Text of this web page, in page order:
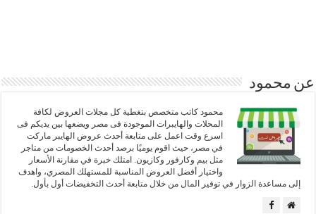
عن محمود
محمود كاتب متخصص بتغطية كل مجلات العروض لكافة
المحلات والهايبرات الموجودة فى مصر ويضعها بين يديكم فى
اسرع وقت اعمل على متابعة أحدث عروض الهايبر ماركت
في مصر، حيث اقوم يوميًا برصد أحدث الخصومات من متاجر
مثل بيم وكارفور وكازيون. امتلك خبرة في مقارنة الأسعار
واختيار أفضل العروض المناسبة للمستهلك المصري، واهدف
إلى مساعدة الزوار في توفير المال من خلال متابعة أحدث التخفيضات أول بأول.